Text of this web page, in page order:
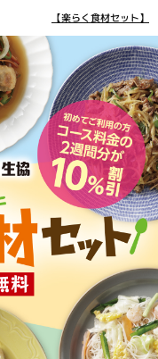
【楽らく食材セット】